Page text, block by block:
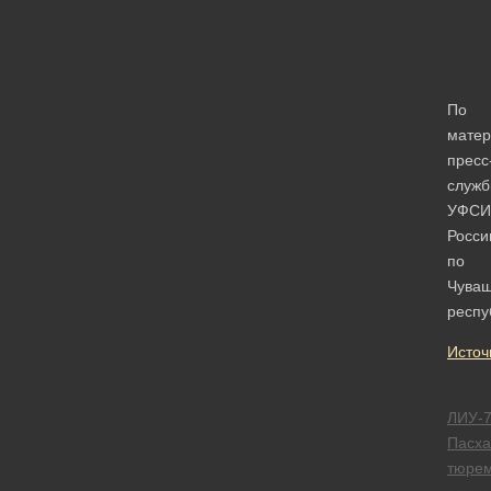
По
по
ЛИУ-7
Пасха